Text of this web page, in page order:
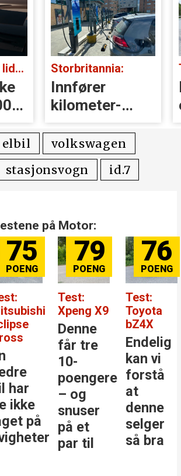
Volvo dropper lidar for godt: Storbritannia:
Innfører
kilometer­
avgift for
elbiler
elbil
volkswagen
stasjonsvogn id.7
på Motor:
75
har
ikke
på
79
Test:
Xpeng X9
Denne
får tre
10-
poengere
– og
snuser
på et
par til
76
Test:
Toyota
bZ4X
Endelig
kan vi
forstå
at
denne
selger
så bra